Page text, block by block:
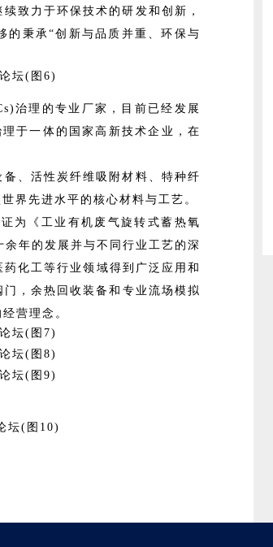
致力于环保技术的研发和创新，
的秉承“创新与品质并重、环保与
治理的专业厂家，目前已经发展
于一体的国家高新技术企业，在
、活性炭纤维吸附材料、特种纤
界先进水平的核心材料与工艺。
为《工业有机废气旋转式蓄热氧
年的发展并与不同行业工艺的深
化工等行业领域得到广泛应用和
，余热回收装备和专业流场模拟
营理念。